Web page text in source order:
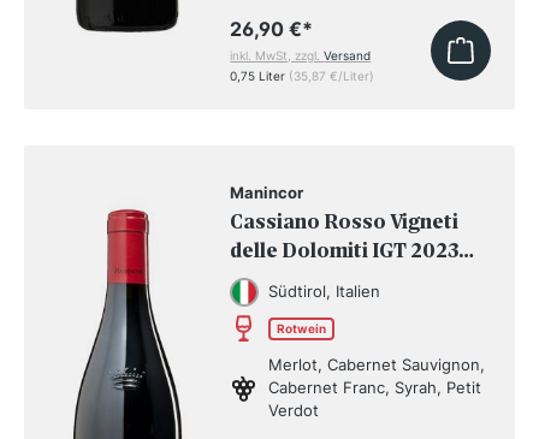
26,90 €*
inkl. MwSt, zzgl.Versand
0,75 Liter (35,87 €/Liter)
Manincor
Cassiano Rosso Vigneti
delle Dolomiti IGT 2023
BIO
Südtirol, Italien
Rotwein
Merlot, Cabernet Sauvignon,
Cabernet Franc, Syrah, Petit
Verdot